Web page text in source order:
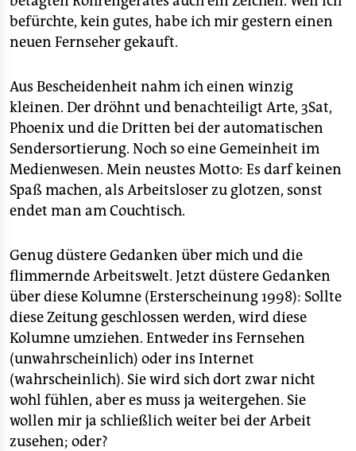
befürchte, kein gutes, habe ich mir gestern einen
neuen Fernseher gekauft.
Aus Bescheidenheit nahm ich einen winzig
kleinen. Der dröhnt und benachteiligt Arte, 3Sat,
Phoenix und die Dritten bei der automatischen
Sendersortierung. Noch so eine Gemeinheit im
Medienwesen. Mein neustes Motto: Es darf keinen
Spaß machen, als Arbeitsloser zu glotzen, sonst
endet man am Couchtisch.
Genug düstere Gedanken über mich und die
flimmernde Arbeitswelt. Jetzt düstere Gedanken
über diese Kolumne (Ersterscheinung 1998): Sollte
diese Zeitung geschlossen werden, wird diese
Kolumne umziehen. Entweder ins Fernsehen
(unwahrscheinlich) oder ins Internet
(wahrscheinlich). Sie wird sich dort zwar nicht
wohl fühlen, aber es muss ja weitergehen. Sie
wollen mir ja schließlich weiter bei der Arbeit
zusehen; oder?